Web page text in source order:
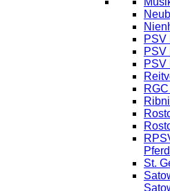
PSV
PSV
PSV
St.